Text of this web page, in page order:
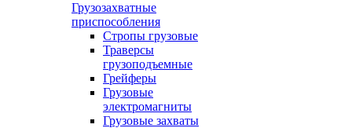
Грузозахватные
приспособления
Стропы грузовые
Траверсы
грузоподъемные
Грейферы
Грузовые
электромагниты
Грузовые захваты